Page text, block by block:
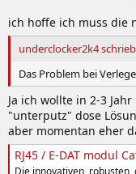
ich hoffe ich muss die
underclocker2k4
Das Problem bei
Ja ich wollte in 2-3
"unterputz" dose
aber momentan eher
RJ45 / E-DAT modul